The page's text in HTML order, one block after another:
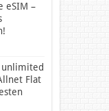
eSIM –
unlimited
Flat